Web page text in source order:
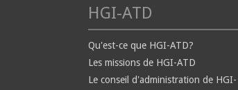
HGI-ATD
Qu'est-ce que HGI-ATD?
Les missions de HGI-ATD
Le conseil d'administration de HGI-